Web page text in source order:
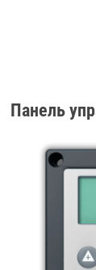
Панель